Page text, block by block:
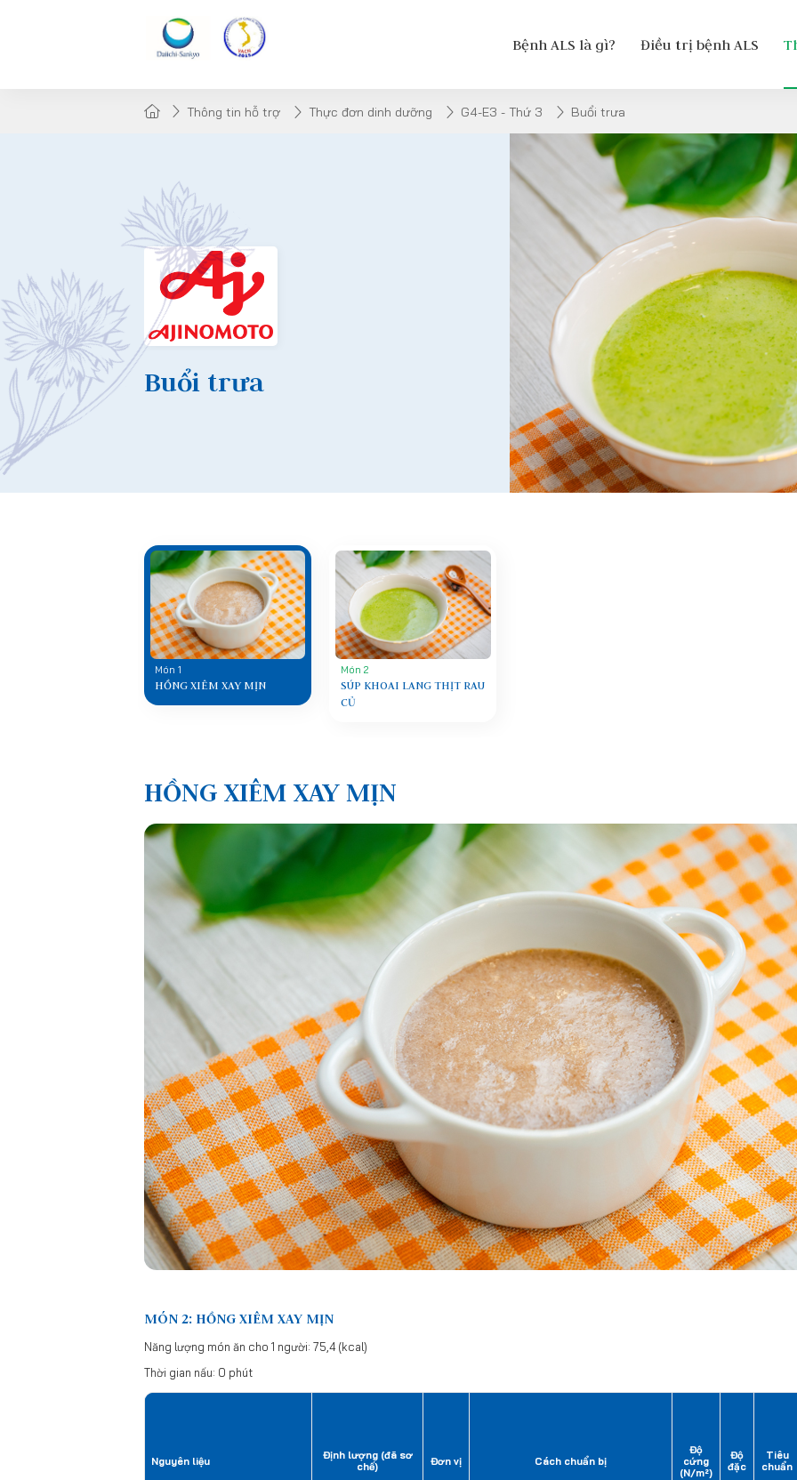
Bệnh ALS là gì? Điều trị bệnh ALS
Thông tin hỗ trợ Thực đơn dinh dưỡng G4-E3 - Thứ 3 Buổi trưa
Buổi trưa
Món 1
HỒNG XIÊM XAY MỊN
Món 2
SÚP KHOAI LANG THỊT RAU
CỦ
HỒNG XIÊM XAY MỊN
MÓN 2: HỒNG XIÊM XAY MỊN
Năng lượng món ăn cho 1 người: 75,4 (kcal)
Thời gian nấu: 0 phút
Nguyên liệu
Định lượng (đã sơ
chế)
Đơn vị Cách chuẩn bị
Độ
cứng
(N/m²)
Độ
đặc
Tiêu
chuẩn